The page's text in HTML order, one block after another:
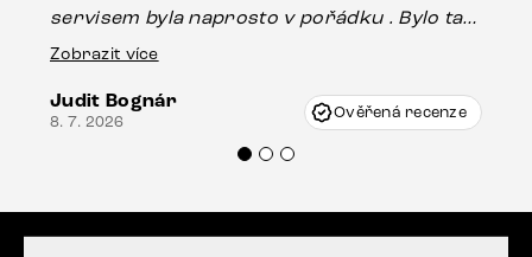
servisem byla naprosto v pořádku . Bylo tam
drobné poškození u nohy stolu, které mohlo
Vincze mi velmi korektně vyšli vstříc.
Doporučuji produkty Delife všem.“
Zobrazit více
Judit Bognár
8. 7. 2026 Ověřená recenze